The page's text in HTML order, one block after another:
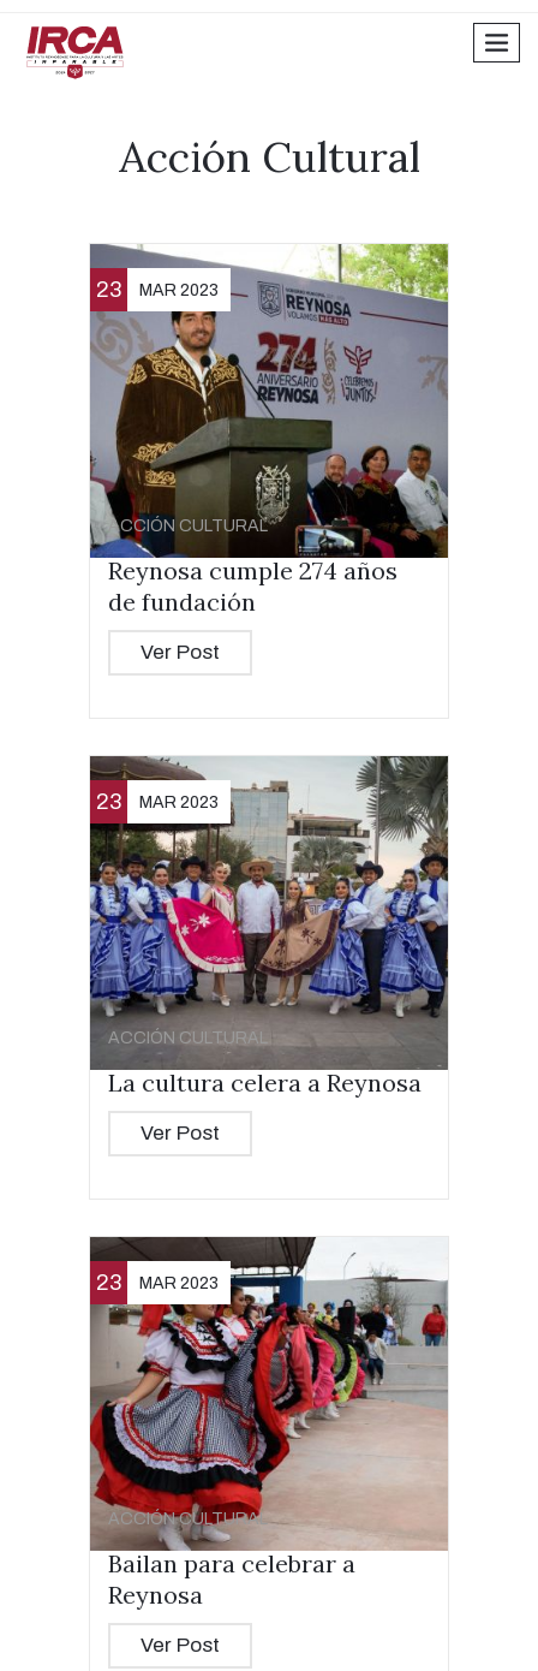
Acción Cultural
23 MAR 2023
ACCIÓN CULTURAL
Reynosa cumple 274 años
de fundación
Ver Post
23 MAR 2023
ACCIÓN CULTURAL
La cultura celera a Reynosa
Ver Post
23 MAR 2023
ACCIÓN CULTURAL
Bailan para celebrar a
Reynosa
Ver Post